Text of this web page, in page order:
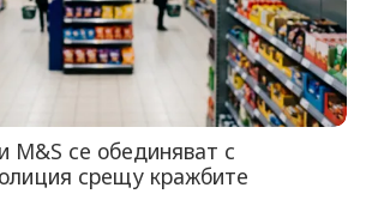
M&S се обединяват с
срещу кражбите